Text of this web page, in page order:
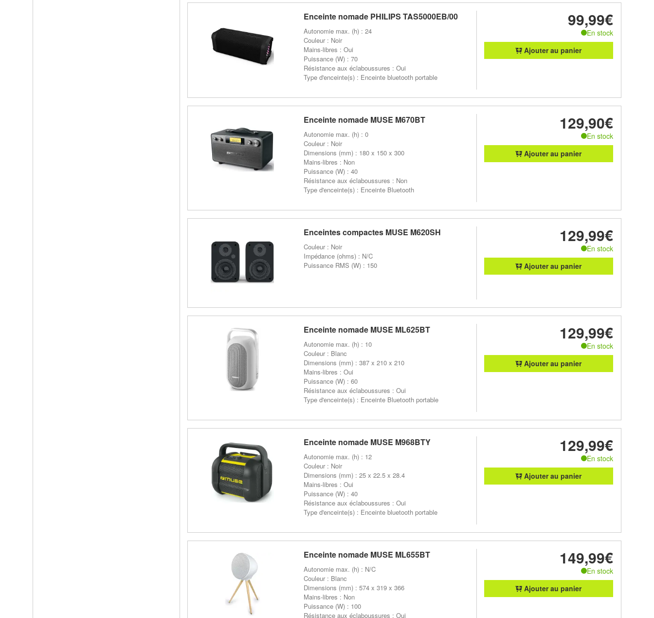
Enceinte nomade PHILIPS TAS5000EB/00
Autonomie max. (h) : 24
Couleur : Noir
Mains-libres : Oui
Puissance (W) : 70
Résistance aux éclaboussures : Oui
Type d'enceinte(s) : Enceinte bluetooth portable
99,99€
En stock
Ajouter au panier
Enceinte nomade MUSE M670BT
Autonomie max. (h) : 0
Couleur : Noir
Dimensions (mm) : 180 x 150 x 300
Mains-libres : Non
Puissance (W) : 40
Résistance aux éclaboussures : Non
Type d'enceinte(s) : Enceinte Bluetooth
129,90€
En stock
Ajouter au panier
Enceintes compactes MUSE M620SH
Couleur : Noir
Impédance (ohms) : N/C
Puissance RMS (W) : 150
129,99€
En stock
Ajouter au panier
Enceinte nomade MUSE ML625BT
Autonomie max. (h) : 10
Couleur : Blanc
Dimensions (mm) : 387 x 210 x 210
Mains-libres : Oui
Puissance (W) : 60
Résistance aux éclaboussures : Oui
Type d'enceinte(s) : Enceinte Bluetooth portable
129,99€
En stock
Ajouter au panier
Enceinte nomade MUSE M968BTY
Autonomie max. (h) : 12
Couleur : Noir
Dimensions (mm) : 25 x 22.5 x 28.4
Mains-libres : Oui
Puissance (W) : 40
Résistance aux éclaboussures : Oui
Type d'enceinte(s) : Enceinte bluetooth portable
129,99€
En stock
Ajouter au panier
Enceinte nomade MUSE ML655BT
Autonomie max. (h) : N/C
Couleur : Blanc
Dimensions (mm) : 574 x 319 x 366
Mains-libres : Non
Puissance (W) : 100
Résistance aux éclaboussures : Oui
149,99€
En stock
Ajouter au panier